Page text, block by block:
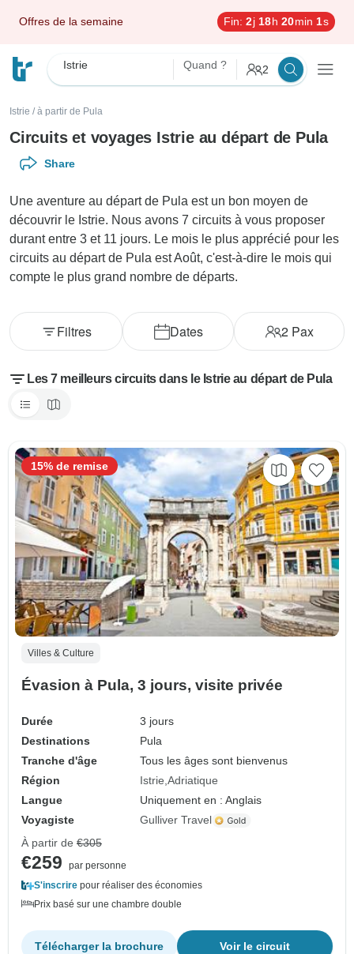
Offres de la semaine Fin: 2 j 18h 19min 60s
Istrie Quand ? 2
Istrie / à partir de Pula
Circuits et voyages Istrie au départ de Pula
Share
Une aventure au départ de Pula est un bon moyen de
découvrir le Istrie. Nous avons 7 circuits à vous proposer
durant entre 3 et 11 jours. Le mois le plus apprécié pour les
circuits au départ de Pula est Août, c'est-à-dire le mois qui
compte le plus grand nombre de départs.
Dates 2Pax
Filtres
Les 7 meilleurs circuits dans le Istrie au départ de Pula
Villes & Culture
Évasion à Pula, 3 jours, visite privée
Durée
3 jours
Destinations
Pula
Tranche d'âge
Tous les âges sont bienvenus
Région
Istrie Adriatique
Langue
Uniquement en : Anglais
Voyagiste
Gulliver Travel
15% de remise
À partir de €305
€259
par personne
S'inscrire pour réaliser des économies
Prix basé sur une chambre double
Voir le circuit
Télécharger la brochure